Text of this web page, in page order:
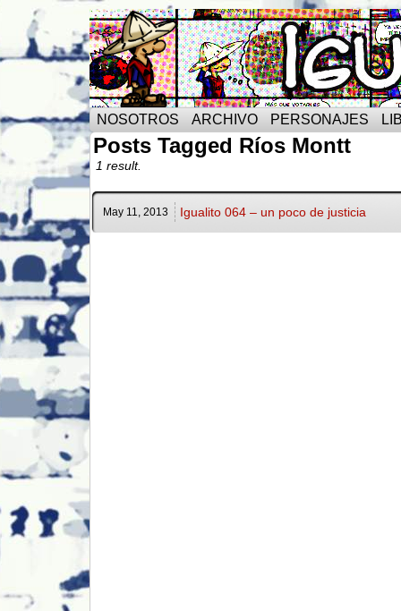
NOSOTROS ARCHIVO PERSONAJES
Posts Tagged Ríos Montt
1 result.
May 11, 2013 Igualito 064 – un poco de justicia